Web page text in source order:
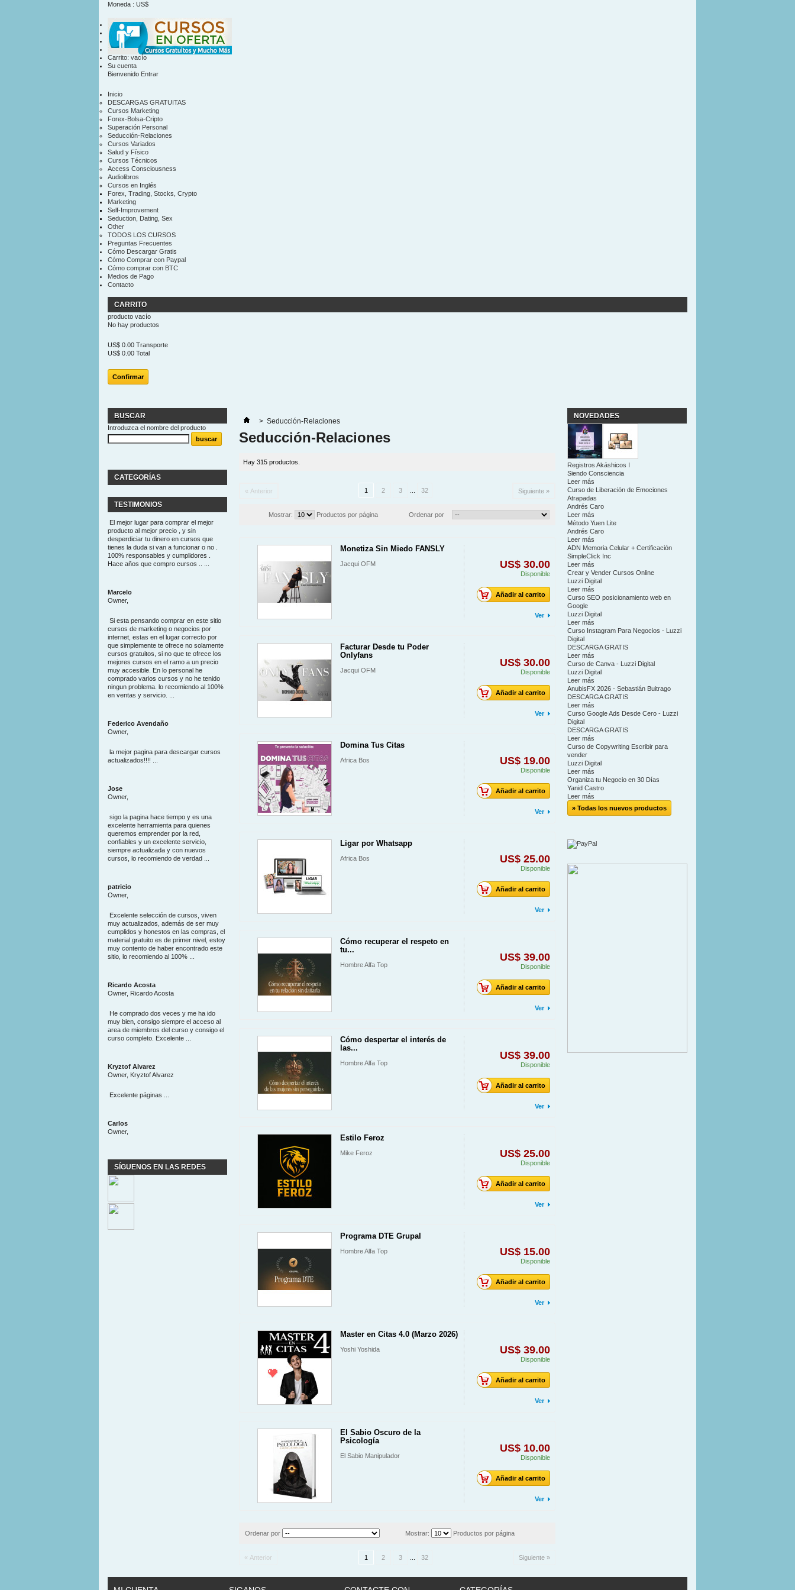
Moneda : US$
US$
contacto
mapa sitio
Carrito: vacío
Su cuenta
Bienvenido Entrar
Inicio
DESCARGAS GRATUITAS
Cursos Marketing
Forex-Bolsa-Cripto
Superación Personal
Seducción-Relaciones
Cursos Variados
Salud y Físico
Cursos Técnicos
Access Consciousness
Audiolibros
Cursos en Inglés
Forex, Trading, Stocks, Crypto
Marketing
Self-Improvement
Seduction, Dating, Sex
Other
TODOS LOS CURSOS
Preguntas Frecuentes
Cómo Descargar Gratis
Cómo Comprar con Paypal
Cómo comprar con BTC
Medios de Pago
Contacto
CARRITO
producto vacío
No hay productos
US$ 0.00 Transporte
US$ 0.00 Total
Confirmar
BUSCAR
Introduzca el nombre del producto
CATEGORÍAS
TESTIMONIOS
El mejor lugar para comprar el mejor
producto al mejor precio , y sin
desperdiciar tu dinero en cursos que
tienes la duda si van a funcionar o no .
100% responsables y cumplidores .
Hace años que compro cursos .. ...
Marcelo
Owner,
Si esta pensando comprar en este sitio
cursos de marketing o negocios por
internet, estas en el lugar correcto por
que simplemente te ofrece no solamente
cursos gratuitos, si no que te ofrece los
mejores cursos en el ramo a un precio
muy accesible. En lo personal he
comprado varios cursos y no he tenido
ningun problema. lo recomiendo al 100%
en ventas y servicio. ...
Federico Avendaño
Owner,
la mejor pagina para descargar cursos
actualizados!!!! ...
Jose
Owner,
sigo la pagina hace tiempo y es una
excelente herramienta para quienes
queremos emprender por la red,
confiables y un excelente servicio,
siempre actualizada y con nuevos
cursos, lo recomiendo de verdad ...
patricio
Owner,
Excelente selección de cursos, viven
muy actualizados, además de ser muy
cumplidos y honestos en las compras, el
material gratuito es de primer nivel, estoy
muy contento de haber encontrado este
sitio, lo recomiendo al 100% ...
Ricardo Acosta
Owner, Ricardo Acosta
He comprado dos veces y me ha ido
muy bien, consigo siempre el acceso al
area de miembros del curso y consigo el
curso completo. Excelente ...
Kryztof Alvarez
Owner, Kryztof Alvarez
Excelente páginas ...
Carlos
Owner,
SÍGUENOS EN LAS REDES
> Seducción-Relaciones
Seducción-Relaciones
Hay 315 productos.
« Anterior 1 2 3 32 Siguiente »
Ordenar por
Mostrar: Productos por página
Monetiza Sin Miedo FANSLY
Jacqui OFM US$ 30.00
Disponible
Añadir al carrito
Ver
Facturar Desde tu Poder
Onlyfans
Jacqui OFM
US$ 30.00
Disponible
Añadir al carrito
Ver
Domina Tus Citas
Africa Bos US$ 19.00
Disponible
Añadir al carrito
Ver
Ligar por Whatsapp
Africa Bos US$ 25.00
Disponible
Añadir al carrito
Ver
Cómo recuperar el respeto en
tu...
Hombre Alfa Top
US$ 39.00
Disponible
Añadir al carrito
Ver
Cómo despertar el interés de
las...
Hombre Alfa Top
US$ 39.00
Disponible
Añadir al carrito
Ver
Estilo Feroz
Mike Feroz US$ 25.00
Disponible
Añadir al carrito
Ver
Programa DTE Grupal
Hombre Alfa Top US$ 15.00
Disponible
Añadir al carrito
Ver
Master en Citas 4.0 (Marzo 2026)
Yoshi Yoshida US$ 39.00
Disponible
Añadir al carrito
Ver
El Sabio Oscuro de la
Psicología
El Sabio Manipulador
US$ 10.00
Disponible
Añadir al carrito
Ver
Ordenar por Mostrar: Productos por página
« Anterior 1 2 3 32 Siguiente »
NOVEDADES
Registros Akáshicos I
Siendo Consciencia
Leer más
Curso de Liberación de Emociones
Atrapadas
Andrés Caro
Leer más
Método Yuen Lite
Andrés Caro
Leer más
ADN Memoria Celular + Certificación
SimpleClick Inc
Leer más
Crear y Vender Cursos Online
Luzzi Digital
Leer más
Curso SEO posicionamiento web en
Google
Luzzi Digital
Leer más
Curso Instagram Para Negocios - Luzzi
Digital
DESCARGA GRATIS
Leer más
Curso de Canva - Luzzi Digital
Luzzi Digital
Leer más
AnubisFX 2026 - Sebastián Buitrago
DESCARGA GRATIS
Leer más
Curso Google Ads Desde Cero - Luzzi
Digital
DESCARGA GRATIS
Leer más
Curso de Copywriting Escribir para
vender
Luzzi Digital
Leer más
Organiza tu Negocio en 30 Días
Yanid Castro
Leer más
» Todas los nuevos productos